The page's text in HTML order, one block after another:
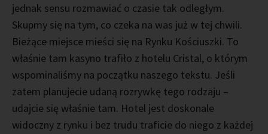
jednak sensu rozmawiać o czasie tak odległym.
Skupmy się na tym, co czeka na was już w tej chwili.
Bieżące miejsce mieści się na Rynku Kościuszki. To
właśnie tam kasyno trafiło z hotelu Cristal, o którym
wspominaliśmy na początku naszego tekstu. Jeśli
zatem planujecie udaną rozrywkę tego rodzaju –
udajcie się właśnie tam. Hotel jest doskonale
widoczny z rynku i bez trudu traficie do niego z każdej